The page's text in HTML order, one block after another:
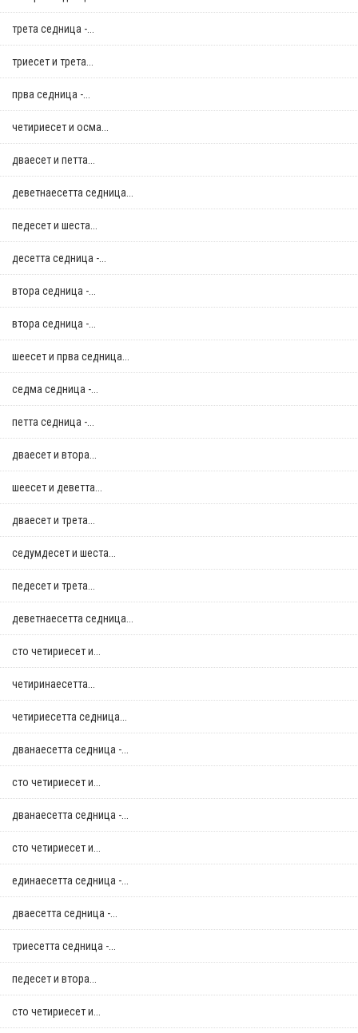
трета седница -...
триесет и трета...
прва седница -...
четириесет и осма...
дваесет и петта...
деветнаесетта седница...
педесет и шеста...
десетта седница -...
втора седница -...
втора седница -...
шеесет и прва седница...
седма седница -...
петта седница -...
дваесет и втора...
шеесет и деветта...
дваесет и трета...
седумдесет и шеста...
педесет и трета...
деветнаесетта седница...
сто четириесет и...
четиринаесетта...
четириесетта седница...
дванаесетта седница -...
сто четириесет и...
дванаесетта седница -...
сто четириесет и...
единаесетта седница -...
дваесетта седница -...
триесетта седница -...
педесет и втора...
сто четириесет и...